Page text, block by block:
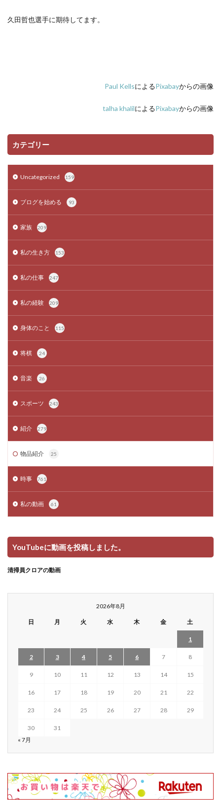
久田哲也選手に期待してます。
Paul KellsによるPixabayからの画像
talha khalilによるPixabayからの画像
カテゴリー
Uncategorized 159
ブログを始める 93
家族 209
私の生き方 153
私の仕事 247
私の経験 209
身体のこと 115
将棋 24
音楽 26
スポーツ 243
紹介 279
物品紹介 25
時事 761
私の動画 61
YouTubeに動画を投稿しました。
清掃員クロアの動画
2026年8月
日 月 火 水 木 金 土
1
2 3 4 5 6 7 8
9 10 11 12 13 14 15
16 17 18 19 20 21 22
23 24 25 26 27 28 29
30
31
« 7月